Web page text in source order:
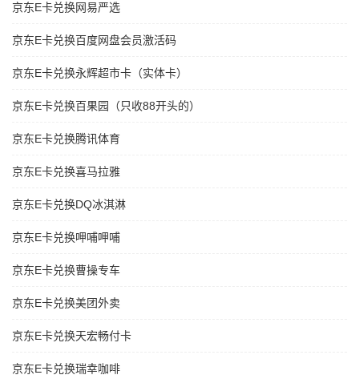
京东E卡兑换网易严选
京东E卡兑换百度网盘会员激活码
京东E卡兑换永辉超市卡（实体卡）
京东E卡兑换百果园（只收88开头的）
京东E卡兑换腾讯体育
京东E卡兑换喜马拉雅
京东E卡兑换DQ冰淇淋
京东E卡兑换呷哺呷哺
京东E卡兑换曹操专车
京东E卡兑换美团外卖
京东E卡兑换天宏畅付卡
京东E卡兑换瑞幸咖啡